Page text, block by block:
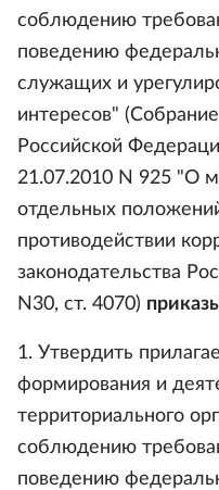
соблюдению
поведению
служащих и
интересов"
Российской
21.07.2010 N 925 "О
отдельных
противодействии
законодательства
N30, ст. 4070)
1. Утвердить
формирования и
территориального
соблюдению
поведению